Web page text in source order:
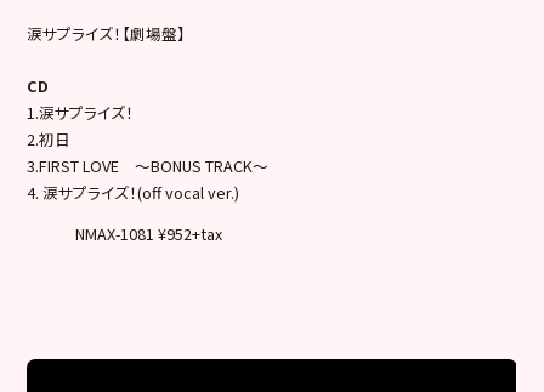
涙サプライズ！【劇場盤】
CD
1.涙サプライズ！
2.初日
3.FIRST LOVE ～BONUS TRACK～
4. 涙サプライズ！(off vocal ver.)
NMAX-1081 ¥952+tax